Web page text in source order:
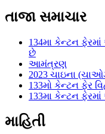
તાજા સમાચાર
134મા કેન્ટન
છે
આમંત્રણ
2023 ચાઇના
133મો કેન્ટન ફેર
133મા કેન્ટન
માહિતી